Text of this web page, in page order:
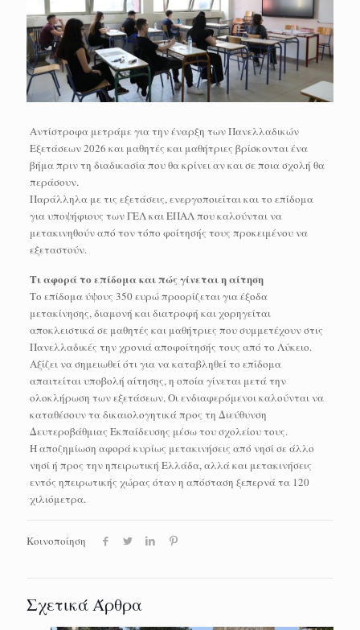
Αντίστροφα μετράμε για την έναρξη των Πανελλαδικών
Εξετάσεων 2026 και μαθητές και μαθήτριες βρίσκονται ένα
βήμα πριν τη διαδικασία που θα κρίνει αν και σε ποια σχολή θα
περάσουν.
Παράλληλα με τις εξετάσεις, ενεργοποιείται και το επίδομα
για υποψήφιους των ΓΕΛ και ΕΠΑΛ που καλούνται να
μετακινηθούν από τον τόπο φοίτησής τους προκειμένου να
εξεταστούν.
Τι αφορά το επίδομα και πώς γίνεται η αίτηση
Το επίδομα ύψους 350 ευρώ προορίζεται για έξοδα
μετακίνησης, διαμονή και διατροφή και χορηγείται
αποκλειστικά σε μαθητές και μαθήτριες που συμμετέχουν στις
Πανελλαδικές την χρονιά αποφοίτησής τους από το Λύκειο.
Αξίζει να σημειωθεί ότι για να καταβληθεί το επίδομα
απαιτείται υποβολή αίτησης, η οποία γίνεται μετά την
ολοκλήρωση των εξετάσεων. Οι ενδιαφερόμενοι καλούνται να
καταθέσουν τα δικαιολογητικά προς τη Διεύθυνση
Δευτεροβάθμιας Εκπαίδευσης μέσω του σχολείου τους.
Η αποζημίωση αφορά κυρίως μετακινήσεις από νησί σε άλλο
νησί ή προς την ηπειρωτική Ελλάδα, αλλά και μετακινήσεις
εντός ηπειρωτικής χώρας όταν η απόσταση ξεπερνά τα 120
χιλιόμετρα.
Κοινοποίηση
Σχετικά Άρθρα